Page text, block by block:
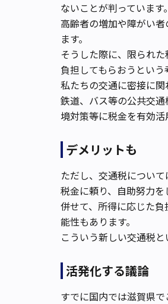
ないことが判っています。
高齢者の増加や障がい
ます。
そうした際に、限られ
負担してもらおうという
私たちの交通に密接に関
鉄道、バス等の公共交
境対策等に税金を有効活
デメリットも
ただし、交通税につい
税金に頼り、自助努力を
併せて、所得に応じた
能性もあります。
こういう新しい交通税
活発化する議論
すでに国内では滋賀県